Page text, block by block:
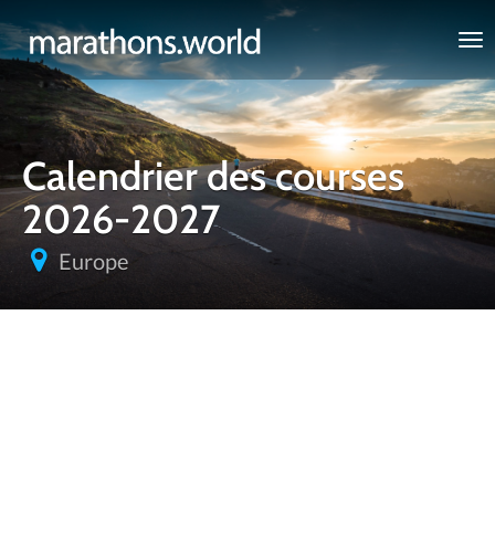
marathons.world
Calendrier des courses
2026-2027
Europe